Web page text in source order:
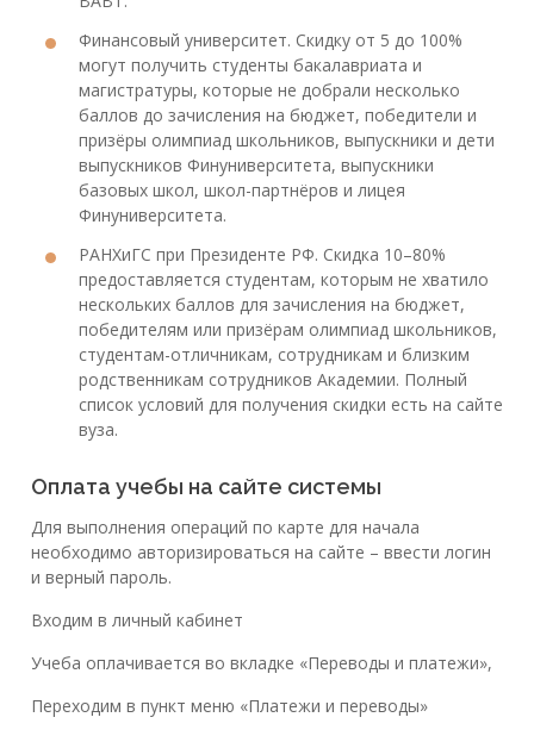
Финансовый университет. Скидку от 5 до 100%
могут получить студенты бакалавриата и
магистратуры, которые не добрали несколько
баллов до зачисления на бюджет, победители и
призёры олимпиад школьников, выпускники и дети
выпускников Финуниверситета, выпускники
базовых школ, школ-партнёров и лицея
Финуниверситета.
РАНХиГС при Президенте РФ. Скидка 10–80%
предоставляется студентам, которым не хватило
нескольких баллов для зачисления на бюджет,
победителям или призёрам олимпиад школьников,
студентам-отличникам, сотрудникам и близким
родственникам сотрудников Академии. Полный
список условий для получения скидки есть на сайте
вуза.
Оплата учебы на сайте системы
Для выполнения операций по карте для начала
необходимо авторизироваться на сайте – ввести логин
и верный пароль.
Входим в личный кабинет
Учеба оплачивается во вкладке «Переводы и платежи»,
Переходим в пункт меню «Платежи и переводы»